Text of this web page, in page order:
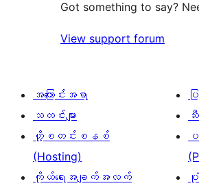
ချက်
စောင်
Got something to say?
View support forum
အကြောင်းအရာ
သတင်းများ
ဟို့စတင်းစနစ်
(Hosting)
ကိုယ်ရေးအချက်အလက်
သီ